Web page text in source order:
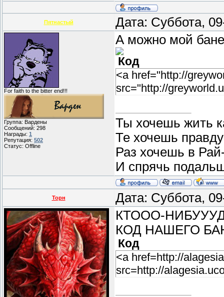
Пятнастый Дата: Суббота,
For faith to the bitter end!!!
Группа: Вардены
Сообщений: 298
Награды: 1
Репутация: 502
Статус: Offline
А можно мой
Код
<a href="http://
src="http://
Ты хочешь жить
Те хочешь правду
Раз хочешь в
И спрячь
Торн Дата: Суббота,
КТООО-
КОД НАШЕГО
Код
<a href=http://
src=http://